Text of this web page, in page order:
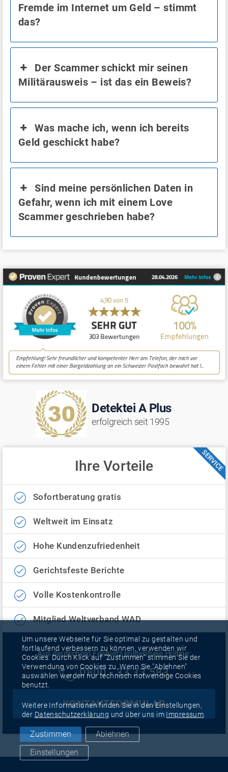
Fremde im Internet um Geld – stimmt
das?
Der Scammer schickt mir seinen
Militärausweis – ist das ein Beweis?
Was mache ich, wenn ich bereits
Geld geschickt habe?
Sind meine persönlichen Daten in
Gefahr, wenn ich mit einem Love
Scammer geschrieben habe?
Detektei A Plus
erfolgreich seit 1995
SERVICE
Ihre Vorteile
Sofortberatung gratis
Weltweit im Einsatz
Hohe Kundenzufriedenheit
Gerichtsfeste Berichte
Volle Kostenkontrolle
Mitglied Weltverband WAD
Aus deutschem Festnetz kostenfreie Hotline:
0800 - 33 33 583
KONTAKTFORMULAR
Um unsere Webseite für Sie optimal zu gestalten und
fortlaufend verbessern zu können, verwenden wir
Cookies. Durch Klick auf "Zustimmen" stimmen Sie der
Verwendung von Cookies zu. Wenn Sie "Ablehnen"
auswählen werden nur technisch notwendige Cookies
benutzt.
Weitere Informationen finden Sie in den Einstellungen,
der Datenschutzerklärung und über uns im Impressum
Zustimmen
Ablehnen
Einstellungen